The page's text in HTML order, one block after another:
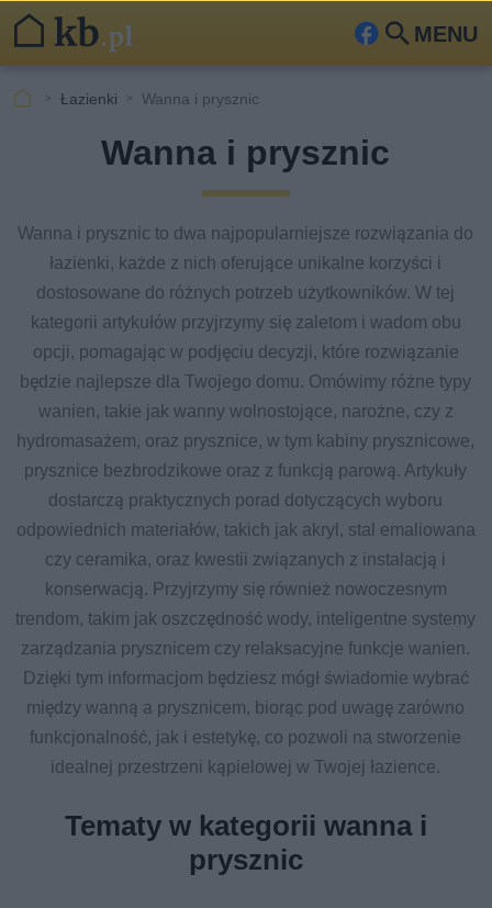
MENU
Fa Szu
Łazienki Wanna i prysznic
Wanna i prysznic
Wanna i prysznic to dwa najpopularniejsze rozwiązania do
łazienki, każde z nich oferujące unikalne korzyści i
dostosowane do różnych potrzeb użytkowników. W tej
kategorii artykułów przyjrzymy się zaletom i wadom obu
opcji, pomagając w podjęciu decyzji, które rozwiązanie
będzie najlepsze dla Twojego domu. Omówimy różne typy
wanien, takie jak wanny wolnostojące, narożne, czy z
hydromasażem, oraz prysznice, w tym kabiny prysznicowe,
prysznice bezbrodzikowe oraz z funkcją parową. Artykuły
dostarczą praktycznych porad dotyczących wyboru
odpowiednich materiałów, takich jak akryl, stal emaliowana
czy ceramika, oraz kwestii związanych z instalacją i
konserwacją. Przyjrzymy się również nowoczesnym
trendom, takim jak oszczędność wody, inteligentne systemy
zarządzania prysznicem czy relaksacyjne funkcje wanien.
Dzięki tym informacjom będziesz mógł świadomie wybrać
między wanną a prysznicem, biorąc pod uwagę zarówno
funkcjonalność, jak i estetykę, co pozwoli na stworzenie
idealnej przestrzeni kąpielowej w Twojej łazience.
Tematy w kategorii wanna i
prysznic